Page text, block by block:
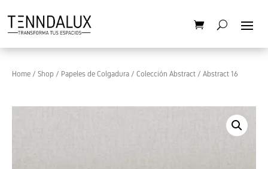
Home / Shop / Papeles de Colgadura / Colección Abstract / Abstract 16